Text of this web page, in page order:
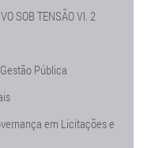
SOB TENSÃO Vl. 2
Pública
em Licitações e